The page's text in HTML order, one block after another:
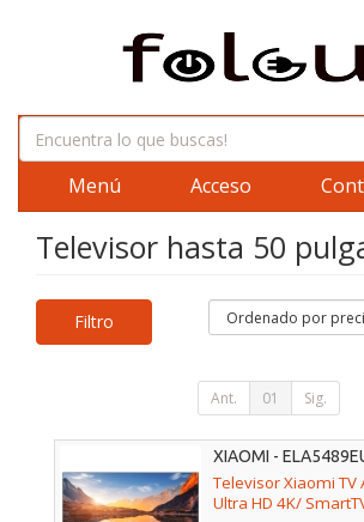
Menú Acceso
Televisor hasta 50
Filtro
Ant. 01 Sig.
XIAOMI -
Televisor Xiaomi
Ultra HD 4K/